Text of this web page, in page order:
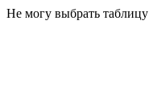
Не могу выбрать таблицу